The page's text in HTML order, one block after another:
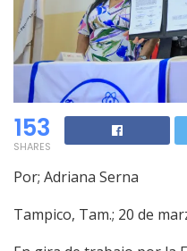
153
SHARES
Por; Adriana Serna
Tampico, Tam.; 20 de